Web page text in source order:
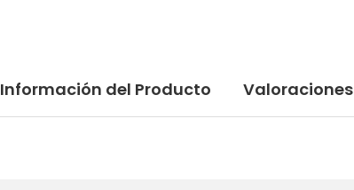
Información del Producto Valoraciones